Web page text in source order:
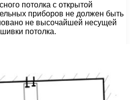
потолка с открытой
приборов не должен быть
не высочайшей несущей
потолка.